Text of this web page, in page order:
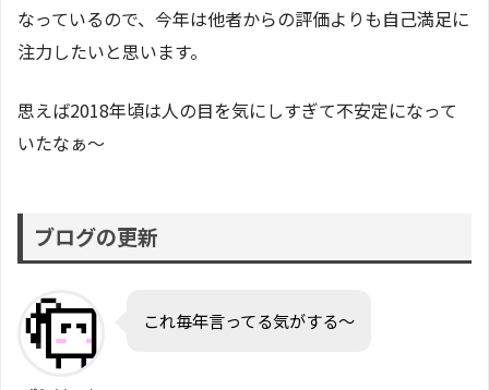
なっているので、今年は他者からの評価よりも自己満足に
注力したいと思います。
思えば2018年頃は人の目を気にしすぎて不安定になって
いたなぁ〜
ブログの更新
これ毎年言ってる気がする〜